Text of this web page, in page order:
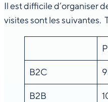
Il est difficile d’organiser
visites sont les suivantes.
B2C
B2B